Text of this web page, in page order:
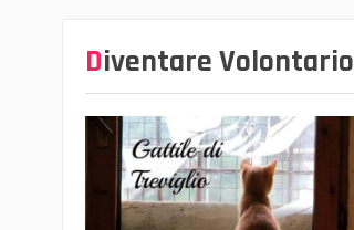
Diventare Volontario